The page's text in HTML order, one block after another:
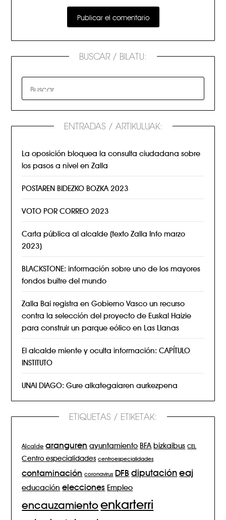
BUSCAR / BILATU:
ENTRADAS / ARTIKULUAK:
La oposición bloquea la consulta ciudadana sobre
los pasos a nivel en Zalla
POSTAREN BIDEZKO BOZKA 2023
VOTO POR CORREO 2023
Carta pública al alcalde (texto Zalla Info marzo
2023)
BLACKSTONE: información sobre uno de los mayores
fondos buitre del mundo
Zalla Bai registra en Gobierno Vasco un recurso
contra la selección del proyecto de Euskal Haizie
para construir un parque eólico en Las Llanas
El alcalde miente y oculta información: CAPÍTULO
INSTITUTO
UNAI DIAGO: Gure alkategaiaren aurkezpena
ETIQUETAS / ETIKETAK:
Alcalde aranguren ayuntamiento BFA bizkaibus CEL
Centro especialidades centroespecialidades
contaminación coronavirus DFB diputación eaj
educación elecciones Empleo
encauzamiento enkarterri